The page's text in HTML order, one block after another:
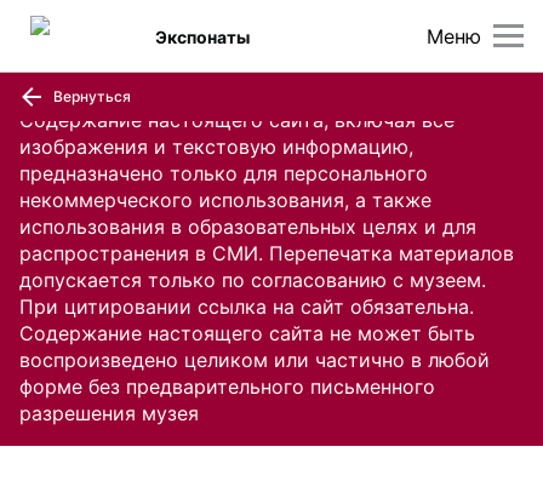
Содержание настоящего сайта, включая все
изображения и текстовую информацию,
предназначено только для персонального
некоммерческого использования, а также
использования в образовательных целях и для
распространения в СМИ. Перепечатка материалов
допускается только по согласованию с музеем.
При цитировании ссылка на сайт обязательна.
Содержание настоящего сайта не может быть
воспроизведено целиком или частично в любой
форме без предварительного письменного
разрешения музея
Меню
Экспонаты
Вернуться